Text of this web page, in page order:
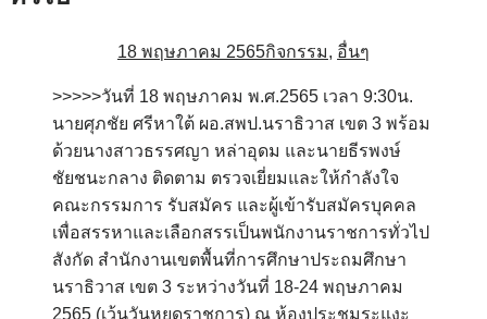
18 พฤษภาคม 2565กิจกรรม, อื่นๆ
>>>>>วันที่ 18 พฤษภาคม พ.ศ.2565 เวลา 9:30น.
นายศุภชัย ศรีหาใต้ ผอ.สพป.นราธิวาส เขต 3 พร้อม
ด้วยนางสาวธรรศญา หล่าอุดม และนายธีรพงษ์
ชัยชนะกลาง ติดตาม ตรวจเยี่ยมและให้กำลังใจ
คณะกรรมการ รับสมัคร และผู้เข้ารับสมัครบุคคล
เพื่อสรรหาและเลือกสรรเป็นพนักงานราชการทั่วไป
สังกัด สำนักงานเขตพื้นที่การศึกษาประถมศึกษา
นราธิวาส เขต 3 ระหว่างวันที่ 18-24 พฤษภาคม
2565 (เว้นวันหยุดราชการ) ณ ห้องประชุมระแงะ